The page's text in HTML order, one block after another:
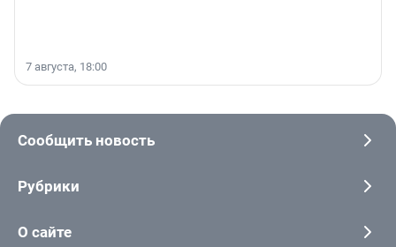
7 августа, 18:00
Сообщить новость
Рубрики
О сайте